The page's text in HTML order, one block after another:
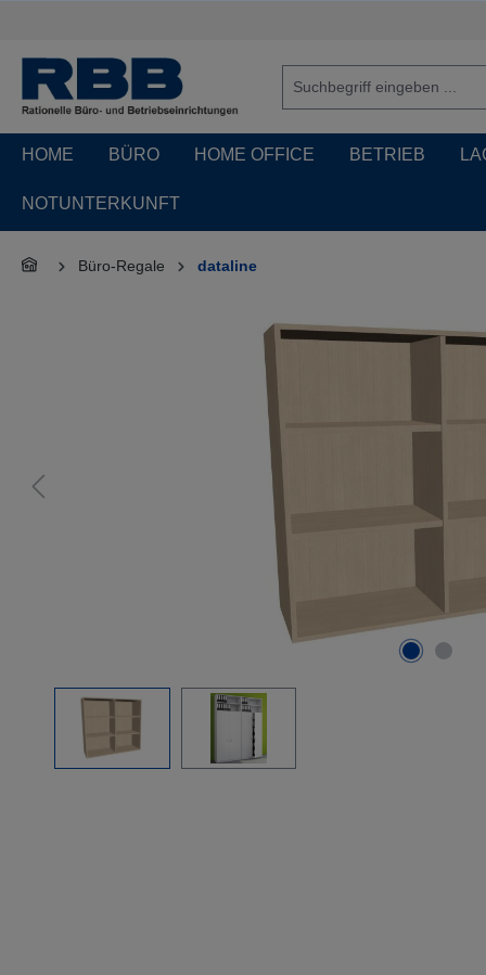
HOME BÜRO HOME OFFICE BETRIEB
NOTUNTERKUNFT
Büro-Regale dataline